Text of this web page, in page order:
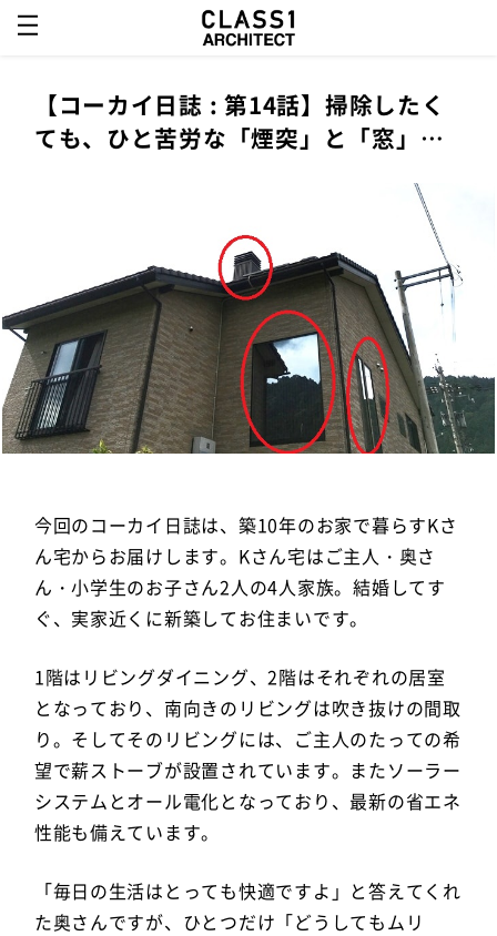
【コーカイ日誌 : 第14話】掃除したく
ても、ひと苦労な「煙突」と「窓」…
今回のコーカイ日誌は、築10年のお家で暮らすKさ
ん宅からお届けします。Kさん宅はご主人・奥さ
ん・小学生のお子さん2人の4人家族。結婚してす
ぐ、実家近くに新築してお住まいです。
1階はリビングダイニング、2階はそれぞれの居室
となっており、南向きのリビングは吹き抜けの間取
り。そしてそのリビングには、ご主人のたっての希
望で薪ストーブが設置されています。またソーラー
システムとオール電化となっており、最新の省エネ
性能も備えています。
「毎日の生活はとっても快適ですよ」と答えてくれ
た奥さんですが、ひとつだけ「どうしてもムリ